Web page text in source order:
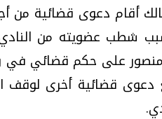
أقام دعوى قضائية من
شطب عضويته من
عباس في 2007 ، وحصل منصور على
قضائية أخرى لوقف